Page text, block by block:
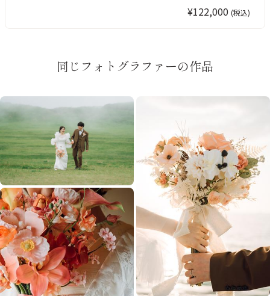
¥122,000 (税込)
同じフォトグラファーの作品